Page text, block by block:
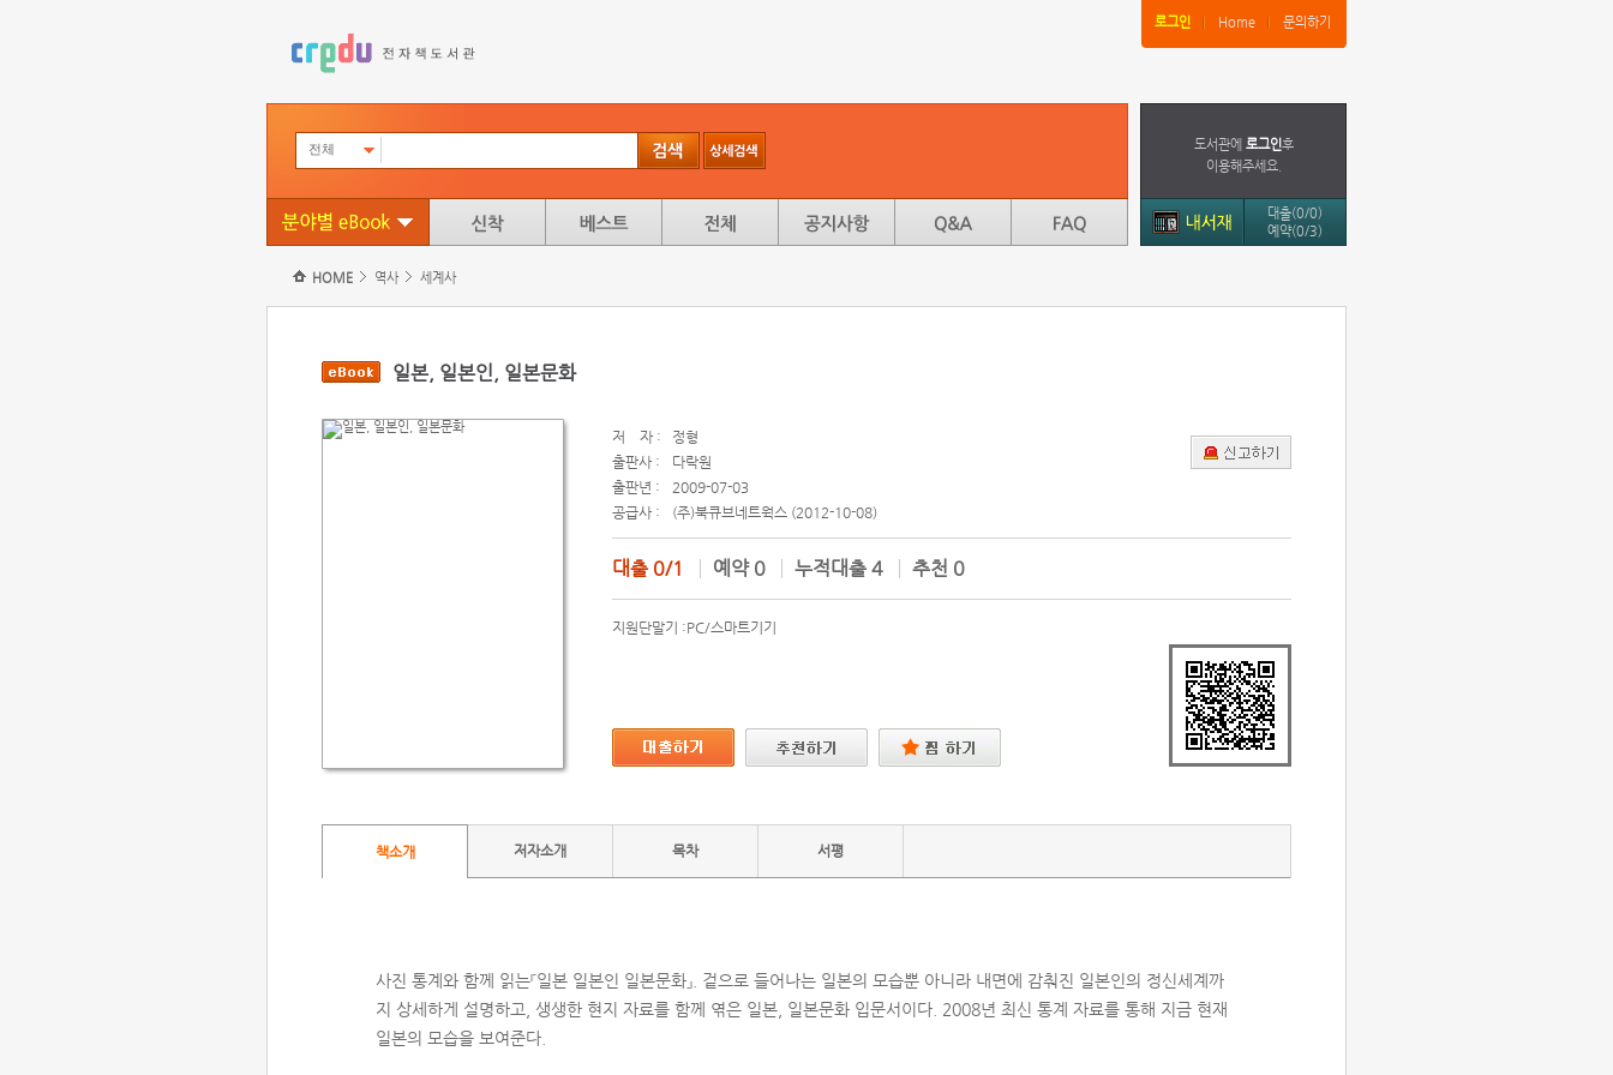
로그인 Home 문의하기
전체 도서관에 로그인후
이용해주세요.
대출(0/0)
예약(0/3)
HOME 역사 세계사
일본, 일본인, 일본문화
저 자 :
정형
출판사 :
다락원
출판년 :
2009-07-03
공급사 :
(주)북큐브네트웍스 (2012-10-08)
대출 0/1 예약 0 누적대출 4 추천 0
지원단말기 :PC/스마트기기
책소개 저자소개 목차 서평
사진 통계와 함께 읽는『일본 일본인 일본문화』. 겉으로 들어나는 일본의 모습뿐 아니라 내면에 감춰진 일본인의 정신세계까
지 상세하게 설명하고, 생생한 현지 자료를 함께 엮은 일본, 일본문화 입문서이다. 2008년 최신 통계 자료를 통해 지금 현재
일본의 모습을 보여준다.